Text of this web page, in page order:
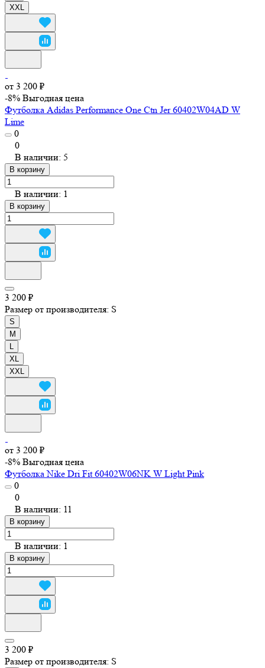
XXL
от 3 200 ₽
-8% Выгодная цена
Футболка Adidas Performance One Ctn Jer 60402W04AD W
Lime
0
0
В наличии: 5
В корзину
В наличии: 1
В корзину
3 200 ₽
Размер от производителя: S
S
M
XL
XXL
от 3 200 ₽
-8% Выгодная цена
Футболка Nike Dri Fit 60402W06NK W Light Pink
0
0
В наличии: 11
В корзину
В наличии: 1
В корзину
3 200 ₽
Размер от производителя: S